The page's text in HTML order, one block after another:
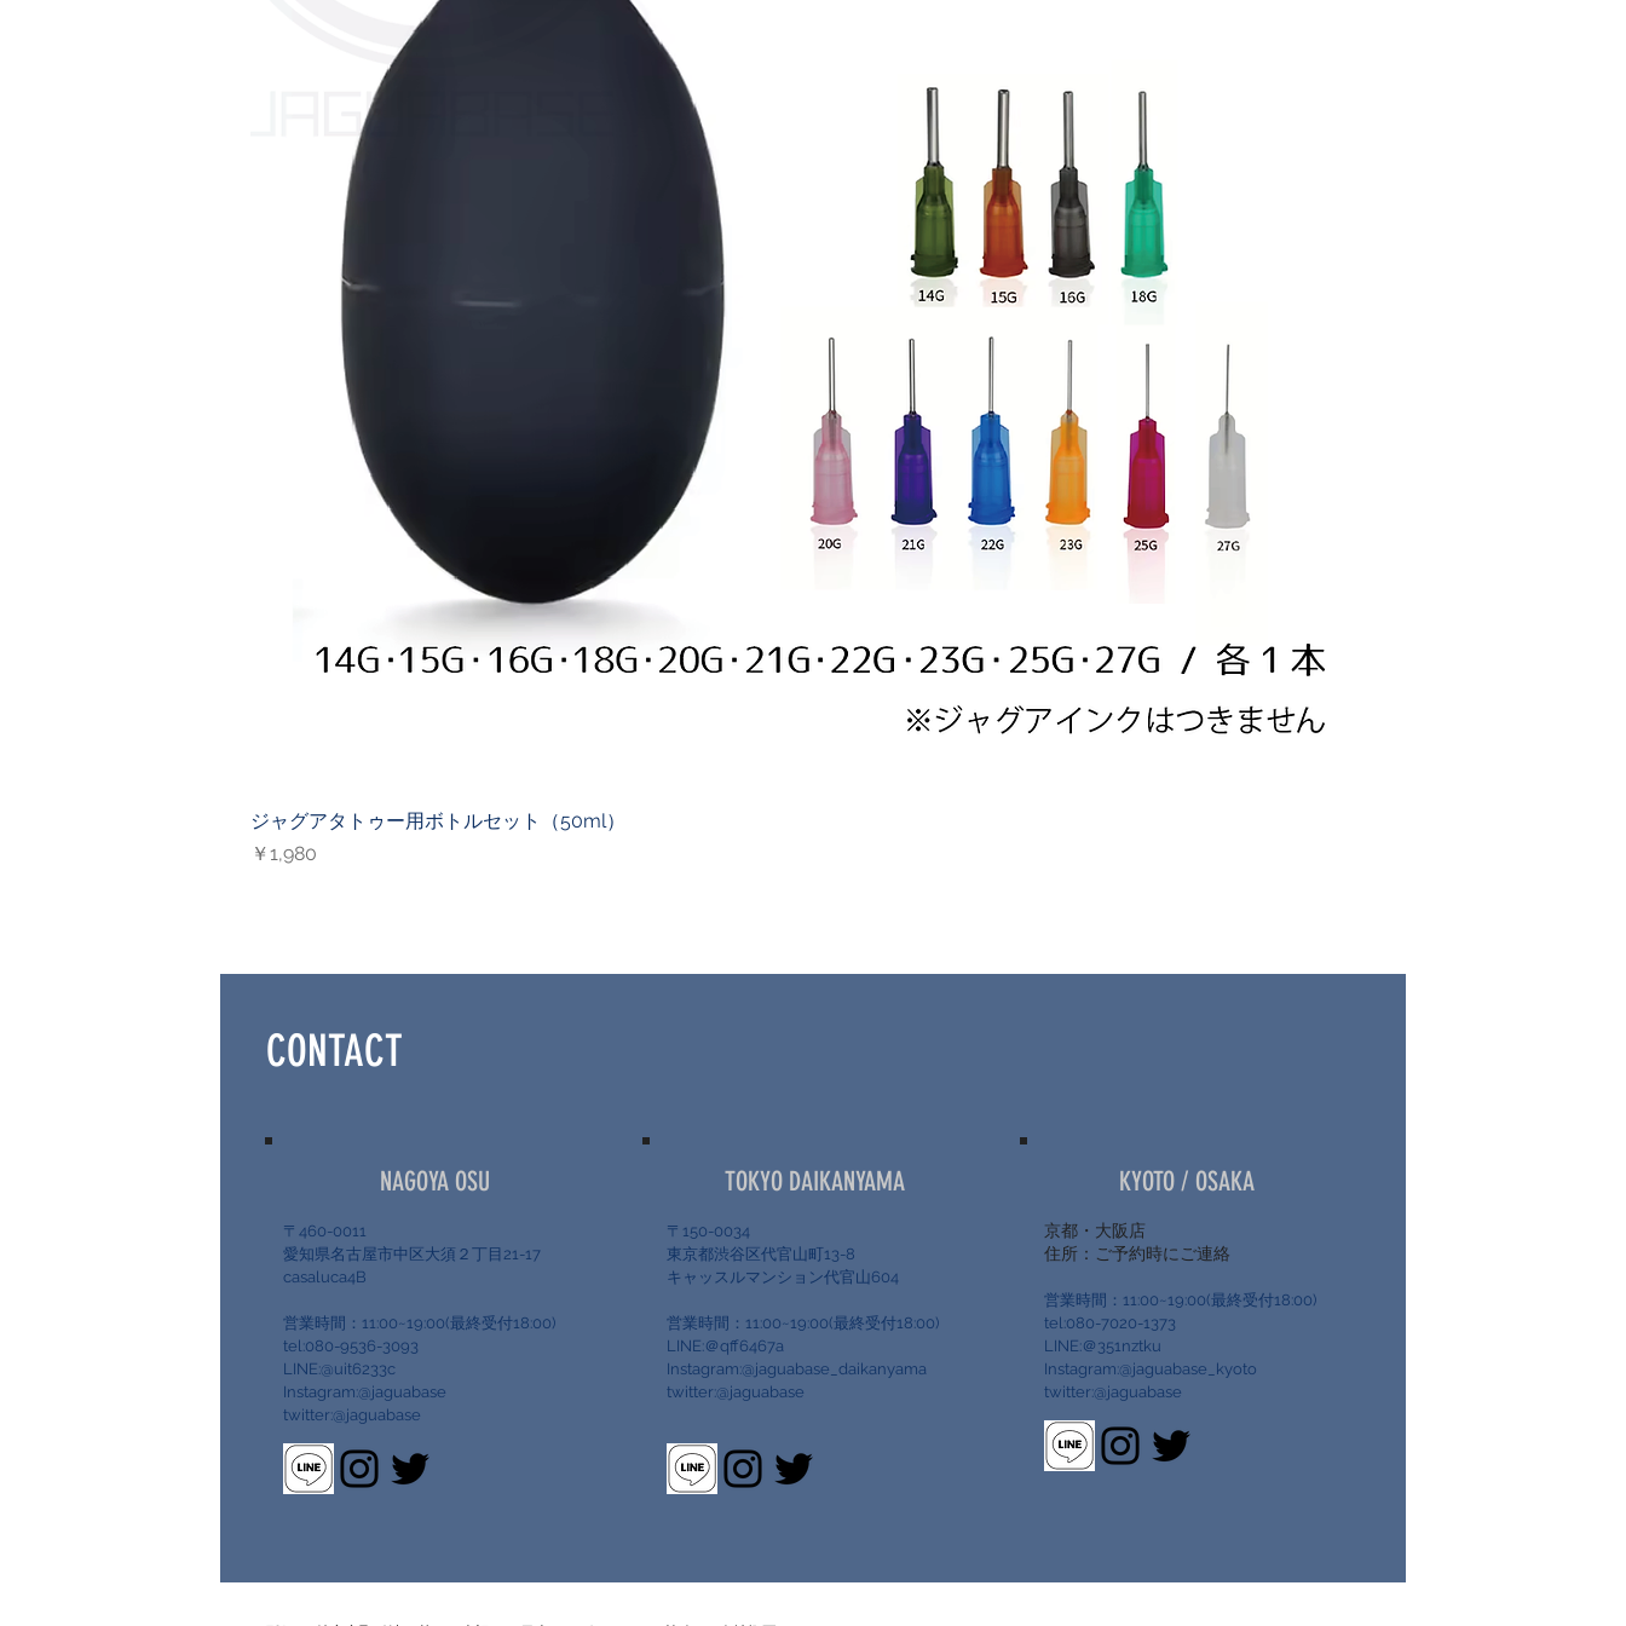
ジャグアタトゥー用ボトルセット（50ml）
価格
￥1,980
CONTACT
NAGOYA OSU
〒460-0011
愛知県名古屋市中区大須２丁目21-17
casaluca4B
営業時間：11:00~19:00(最終受付18:00)
tel:080-9536-3093
LINE:@uit6233c
Instagram:@jaguabase
twitter:@jaguabase
TOKYO DAIKANYAMA
〒150-0034
東京都渋谷区代官山町13-8
キャッスルマンション代官山604
営業時間：11:00~19:00(最終受付18:00)
LINE:＠qff6467a
Instagram:@jaguabase_daikanyama
twitter:@jaguabase
​KYOTO / OSAKA
京都・大阪店
​住所：ご予約時にご連絡
営業時間：11:00~19:00(最終受付18:00)
tel:080-7020-1373
LINE:＠351nztku
Instagram:@jaguabase_kyoto
twitter:@jaguabase